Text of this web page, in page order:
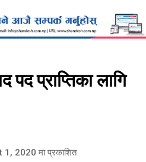
पद प्राप्तिका लागि
1, 2020 मा प्रकाशित